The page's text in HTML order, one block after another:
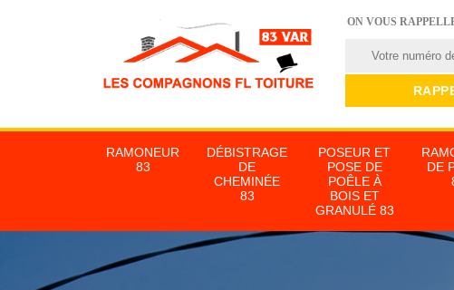
ON VOUS
RAMONEUR
83
DÉBISTRAGE
DE
CHEMINÉE
83
POSEUR ET
POSE DE
POÊLE À
BOIS ET
GRANULÉ 83
DE